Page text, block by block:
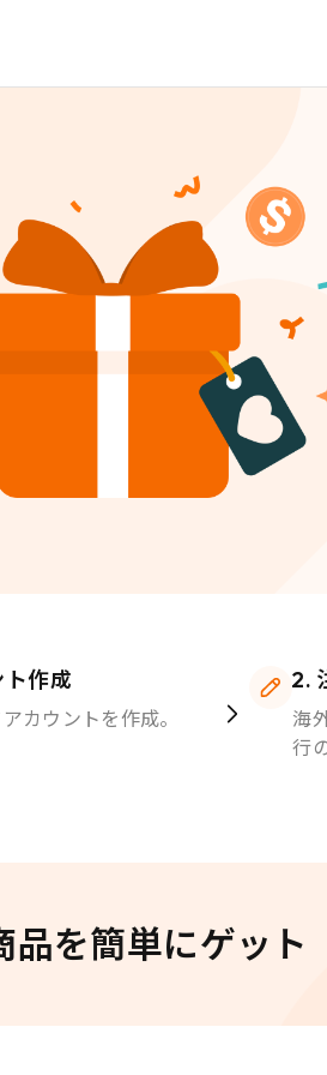
作成
カウントを作成。
海
行
品を簡単にゲット